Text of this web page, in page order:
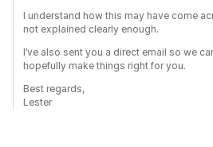
I understand how this may have come
not explained clearly enough.
I’ve also sent you a direct email so we
hopefully make things right for you.
Best regards,
Lester